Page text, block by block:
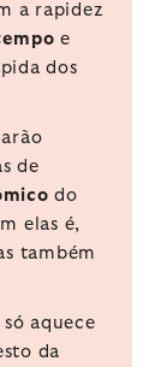
a rapidez
e
dos
de
do
elas é,
também
aquece
da